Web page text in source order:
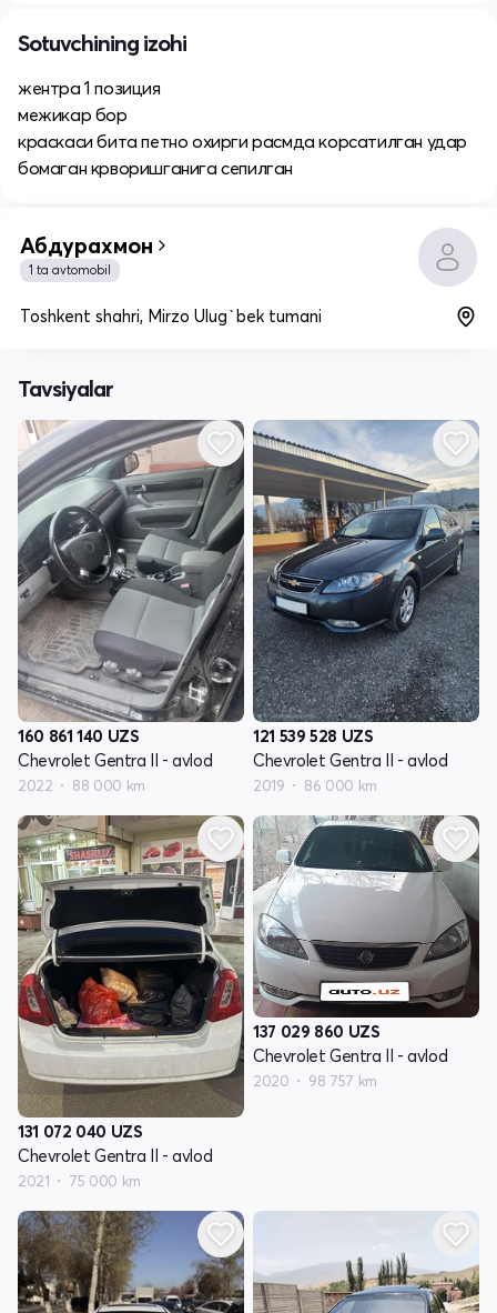
Sotuvchining izohi
жентра 1 позиция
межикар бор
краскаси бита петно охирги расмда корсатилган удар
бомаган крворишганига сепилган
Абдурахмон
1 ta avtomobil
Toshkent shahri, Mirzo Ulug`bek tumani
Tavsiyalar
160 861 140 UZS
Chevrolet Gentra II - avlod
2022 88 000 km
121 539 528 UZS
Chevrolet Gentra II - avlod
2019 86 000 km
131 072 040 UZS
Chevrolet Gentra II - avlod
2021 75 000 km
137 029 860 UZS
Chevrolet Gentra II - avlod
2020 98 757 km